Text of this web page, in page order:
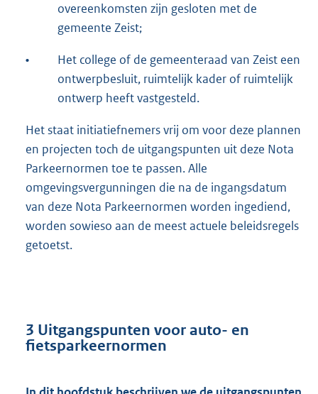
overeenkomsten zijn gesloten met de
gemeente Zeist;
•
Het college of de gemeenteraad van Zeist een
ontwerpbesluit, ruimtelijk kader of ruimtelijk
ontwerp heeft vastgesteld.
Het staat initiatiefnemers vrij om voor deze plannen
en projecten toch de uitgangspunten uit deze Nota
Parkeernormen toe te passen. Alle
omgevingsvergunningen die na de ingangsdatum
van deze Nota Parkeernormen worden ingediend,
worden sowieso aan de meest actuele beleidsregels
getoetst.
3 Uitgangspunten voor auto- en
fietsparkeernormen